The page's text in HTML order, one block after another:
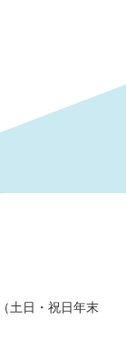
土日・祝日年末